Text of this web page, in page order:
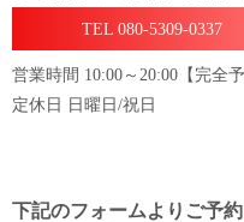
TEL 080-5309-0337
営業時間 10:00～20:00【完全予
定休日 日曜日/祝日
下記のフォームよりご予約